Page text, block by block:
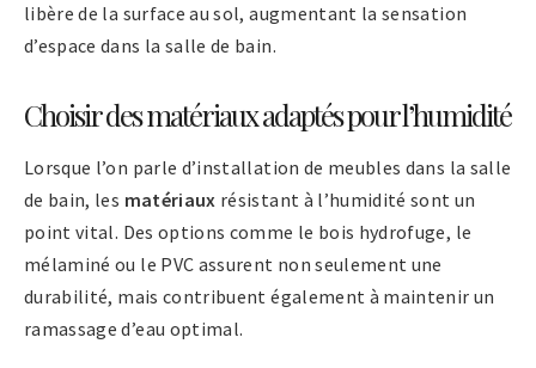
libère de la surface au sol, augmentant la sensation
d’espace dans la salle de bain.
Choisir des matériaux adaptés pour l’humidité
Lorsque l’on parle d’installation de meubles dans la salle
de bain, les matériaux résistant à l’humidité sont un
point vital. Des options comme le bois hydrofuge, le
mélaminé ou le PVC assurent non seulement une
durabilité, mais contribuent également à maintenir un
ramassage d’eau optimal.